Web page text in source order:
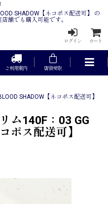
SHADOW【ネコポス配送可】 の
舗でも購入可能です。
ログイン カート
ご利用案内 店頭受取
SHADOW【ネコポス配送可】
ム140F：03 GG
ポス配送可】